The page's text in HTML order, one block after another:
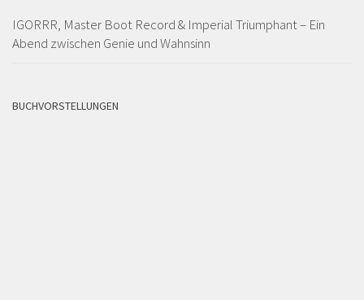
IGORRR, Master Boot Record & Imperial Triumphant – Ein
Abend zwischen Genie und Wahnsinn
BUCHVORSTELLUNGEN